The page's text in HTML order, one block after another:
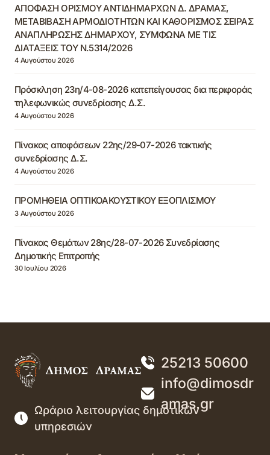
ΑΠΟΦΑΣΗ ΟΡΙΣΜΟΥ ΑΝΤΙΔΗΜΑΡΧΩΝ Δ. ΔΡΑΜΑΣ,
ΜΕΤΑΒΙΒΑΣΗ ΑΡΜΟΔΙΟΤΗΤΩΝ ΚΑΙ ΚΑΘΟΡΙΣΜΟΣ ΣΕΙΡΑΣ
ΑΝΑΠΛΗΡΩΣΗΣ ΔΗΜΑΡΧΟΥ, ΣΥΜΦΩΝΑ ΜΕ ΤΙΣ
ΔΙΑΤΑΞΕΙΣ ΤΟΥ Ν.5314/2026
4 Αυγούστου 2026
Πρόσκληση 23η/4-08-2026 κατεπείγουσας δια περιφοράς
τηλεφωνικώς συνεδρίασης Δ.Σ.
4 Αυγούστου 2026
Πίνακας αποφάσεων 22ης/29-07-2026 τακτικής
συνεδρίασης Δ.Σ.
4 Αυγούστου 2026
ΠΡΟΜΗΘΕΙΑ ΟΠΤΙΚΟΑΚΟΥΣΤΙΚΟΥ ΕΞΟΠΛΙΣΜΟΥ
3 Αυγούστου 2026
Πίνακας Θεμάτων 28ης/28-07-2026 Συνεδρίασης
Δημοτικής Επιτροπής
30 Ιουλίου 2026
25213 50600
info@dimosdr
amas.gr
Ωράριο λειτουργίας δημοτικών
υπηρεσιών